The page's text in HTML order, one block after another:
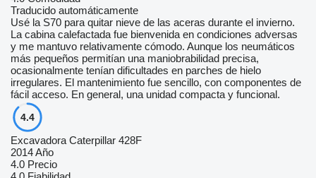
Traducido automáticamente
Usé la S70 para quitar nieve de las aceras durante el invierno.
La cabina calefactada fue bienvenida en condiciones adversas
y me mantuvo relativamente cómodo. Aunque los neumáticos
más pequeños permitían una maniobrabilidad precisa,
ocasionalmente tenían dificultades en parches de hielo
irregulares. El mantenimiento fue sencillo, con componentes de
fácil acceso. En general, una unidad compacta y funcional.
4.4
Excavadora Caterpillar 428F
2014 Año
4.0 Precio